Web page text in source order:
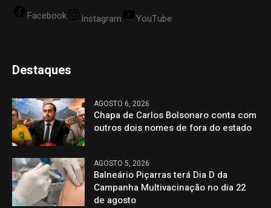
Facebook Instagram YouTube
Destaques
AGOSTO 6, 2026
Chapa de Carlos Bolsonaro conta com
outros dois nomes de fora do estado
AGOSTO 5, 2026
Balneário Piçarras terá Dia D da
Campanha Multivacinação no dia 22
de agosto